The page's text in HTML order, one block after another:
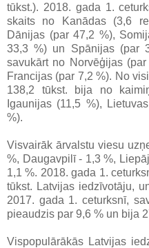
tūkst.). 2018. gada 1.
skaits no Kanādas (3,6
Dānijas (par 47,2 %),
33,3 %) un Spānijas (par
savukārt no Norvēģijas
Francijas (par 7,2 %). No
138,2 tūkst. bija no
Igaunijas (11,5 %),
%).
Visvairāk ārvalstu viesu
%, Daugavpilī - 1,3 %,
1,1 %. 2018. gada 1.
tūkst. Latvijas iedzīvotāju,
2017. gada 1. ceturksnī,
pieaudzis par 9,6 % un bija
Vispopulārākās Latvijas